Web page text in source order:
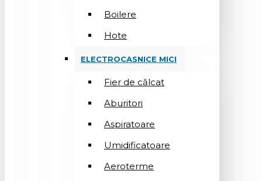
Boilere
Hote
ELECTROCASNICE MICI
Fier de călcat
Aburitori
Aspiratoare
Umidificatoare
Aeroterme